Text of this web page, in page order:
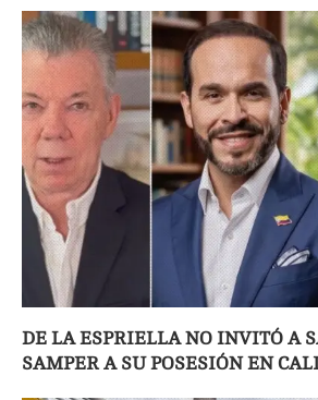
DE LA ESPRIELLA NO INVITÓ A
SAMPER A SU POSESIÓN EN